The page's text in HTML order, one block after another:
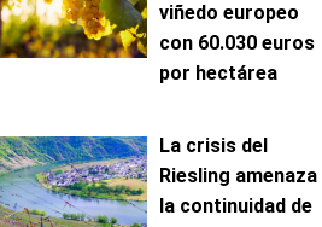
viñedo europeo
con 60.030 euros
por hectárea
La crisis del
Riesling amenaza
la continuidad de